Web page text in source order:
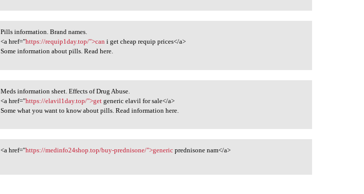
Pills information. Brand
Pills information. Brand names.
<a href="https://requip1day.top/">can i get cheap requip prices</a>
Some information about pills. Read here.
Meds information sheet.
Meds information sheet. Effects of Drug Abuse.
<a href="https://elavil1day.top/">get generic elavil for sale</a>
Some what you want to know about pills. Read information here.
<a href="https:/
<a href="https://medinfo24shop.top/buy-prednisone/">generic prednisone nam</a>